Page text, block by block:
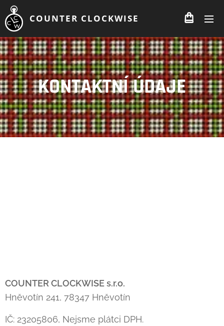
COUNTER CLOCKWISE
KONTAKTNÍ ÚDAJE
COUNTER CLOCKWISE s.r.o.
Hněvotín 241, 78347 Hněvotín
IČ: 23205806, Nejsme plátci DPH.